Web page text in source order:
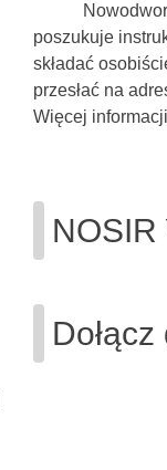
poszukuje
składać
przesłać na
Więcej
NOSIR